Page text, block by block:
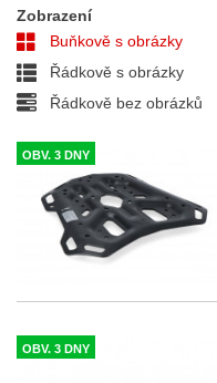
Zobrazení
Buňkově s obrázky
Řádkově s obrázky
Řádkově bez obrázků
OBV. 3 DNY
OBV. 3 DNY